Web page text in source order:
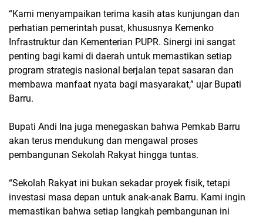
“Kami menyampaikan terima kasih atas kunjungan dan
perhatian pemerintah pusat, khususnya Kemenko
Infrastruktur dan Kementerian PUPR. Sinergi ini sangat
penting bagi kami di daerah untuk memastikan setiap
program strategis nasional berjalan tepat sasaran dan
membawa manfaat nyata bagi masyarakat,” ujar Bupati
Barru.
Bupati Andi Ina juga menegaskan bahwa Pemkab Barru
akan terus mendukung dan mengawal proses
pembangunan Sekolah Rakyat hingga tuntas.
“Sekolah Rakyat ini bukan sekadar proyek fisik, tetapi
investasi masa depan untuk anak-anak Barru. Kami ingin
memastikan bahwa setiap langkah pembangunan ini